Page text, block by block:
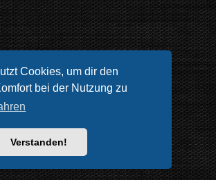
Cookies, um dir den
bei der Nutzung zu
Verstanden!